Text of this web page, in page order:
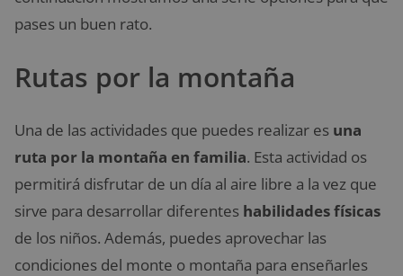
pases un buen rato.
Rutas por la montaña
Una de las actividades que puedes realizar es una
ruta por la montaña en familia. Esta actividad os
permitirá disfrutar de un día al aire libre a la vez que
sirve para desarrollar diferentes habilidades físicas
de los niños. Además, puedes aprovechar las
condiciones del monte o montaña para enseñarles